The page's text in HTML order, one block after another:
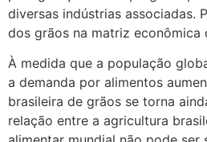
diversas indústrias associadas.
dos grãos na matriz econômica
À medida que a população
a demanda por alimentos
brasileira de grãos se torna
relação entre a agricultura